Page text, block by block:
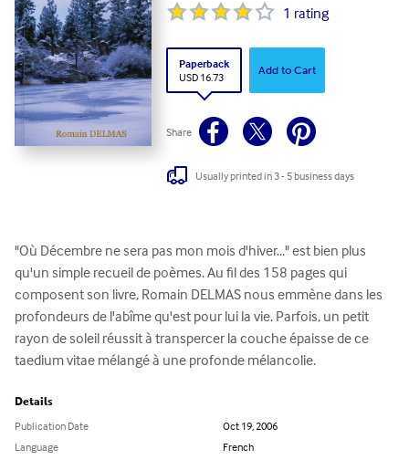
1 rating
Paperback
USD 16.73
Add to Cart
Share
Usually printed in 3 - 5 business days
"Où Décembre ne sera pas mon mois d'hiver..." est bien plus
qu'un simple recueil de poèmes. Au fil des 158 pages qui
composent son livre, Romain DELMAS nous emmène dans les
profondeurs de l'abîme qu'est pour lui la vie. Parfois, un petit
rayon de soleil réussit à transpercer la couche épaisse de ce
taedium vitae mélangé à une profonde mélancolie.
Details
Publication Date
Oct 19, 2006
Language
French